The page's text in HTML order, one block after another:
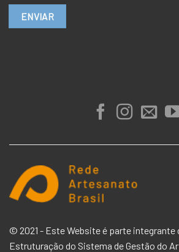
© 2021 - Este Website é parte integrante
Estruturação do Sistema de Gestão do